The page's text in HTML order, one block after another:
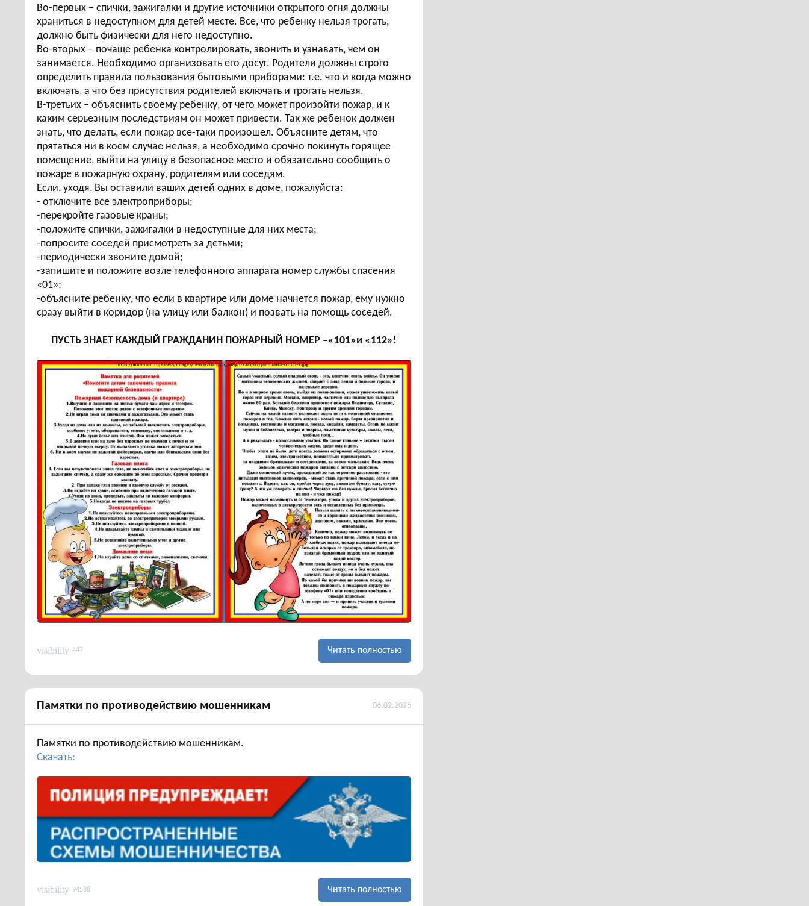
Во-первых – спички, зажигалки и другие источники открытого огня должны
храниться в недоступном для детей месте. Все, что ребенку нельзя трогать,
должно быть физически для него недоступно.
Во-вторых – почаще ребенка контролировать, звонить и узнавать, чем он
занимается. Необходимо организовать его досуг. Родители должны строго
определить правила пользования бытовыми приборами: т.е. что и когда можно
включать, а что без присутствия родителей включать и трогать нельзя.
В-третьих – объяснить своему ребенку, от чего может произойти пожар, и к
каким серьезным последствиям он может привести. Так же ребенок должен
знать, что делать, если пожар все-таки произошел. Объясните детям, что
прятаться ни в коем случае нельзя, а необходимо срочно покинуть горящее
помещение, выйти на улицу в безопасное место и обязательно сообщить о
пожаре в пожарную охрану, родителям или соседям.
Если, уходя, Вы оставили ваших детей одних в доме, пожалуйста:
- отключите все электроприборы;
-перекройте газовые краны;
-положите спички, зажигалки в недоступные для них места;
-попросите соседей присмотреть за детьми;
-периодически звоните домой;
-запишите и положите возле телефонного аппарата номер службы спасения
«01»;
-объясните ребенку, что если в квартире или доме начнется пожар, ему нужно
сразу выйти в коридор (на улицу или балкон) и позвать на помощь соседей.
ПУСТЬ ЗНАЕТ КАЖДЫЙ ГРАЖДАНИН ПОЖАРНЫЙ НОМЕР –«101»и «112»!
visibility 447 Читать полностью
Памятки по противодействию мошенникам 06.02.2026
Памятки по противодействию мошенникам.
Скачать:
visibility 94588 Читать полностью